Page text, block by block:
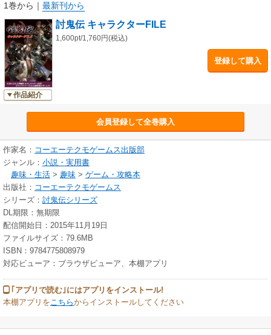
1巻から ｜ 最新刊から
作品紹介
討鬼伝 キャラクターFILE
1,600pt/1,760円(税込)
登録して購入
会員登録して全巻購入
作家名： コーエーテクモゲームス出版部
ジャンル： 小説・実用書
趣味・生活 > 趣味 > ゲーム・攻略本
出版社： コーエーテクモゲームス
シリーズ： 討鬼伝シリーズ
DL期限：無期限
配信開始日：2015年11月19日
ファイルサイズ：79.6MB
ISBN：9784775808979
対応ビューア：ブラウザビューア、本棚アプリ
｢アプリで読む｣にはアプリをインストール!
本棚アプリをこちらからインストールしてください